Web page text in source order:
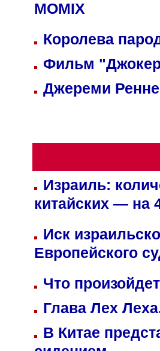
MOMIX
Королева
Фильм
Джереми
Израиль:
китайских — на
Иск
Европейского
Что
Глава Лех
В Китае